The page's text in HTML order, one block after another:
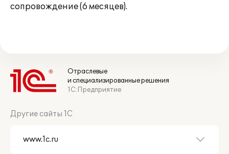
сопровождение (6 месяцев).
Отраслевые
и специализированные решения
1С:Предприятие
Другие сайты 1С